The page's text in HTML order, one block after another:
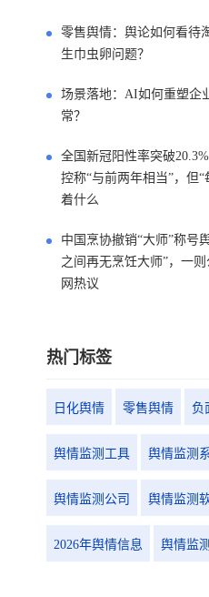
零售舆情：舆论如何看待
生巾虫卵问题？
场景落地：AI如何重塑企
常？
全国新冠阳性率突破
控称“与前两年相当”，但“
着什么
中国烹协撤销“大师”称号
之间再无烹饪大师”，一
网热议
热门标签
日化舆情 零售舆情 负
舆情监测工具 舆情监测
舆情监测公司 舆情监测
2026年舆情信息 舆情监测